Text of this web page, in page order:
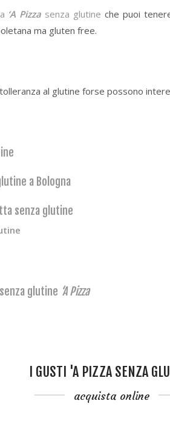
‘A Pizza senza glutine che puoi
ma gluten free.
al glutine forse possono
a Bologna
senza glutine
glutine ‘A Pizza
I GUSTI 'A PIZZA SENZA
acquista online